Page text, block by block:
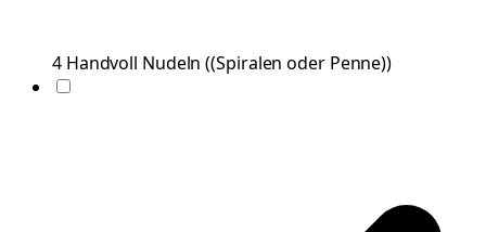
4 Handvoll Nudeln ((Spiralen oder Penne))